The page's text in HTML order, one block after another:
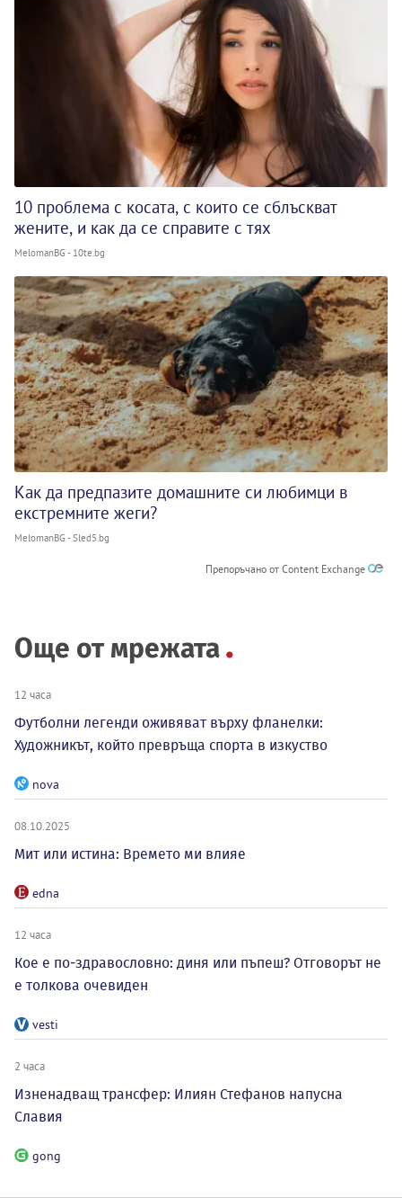
10 проблема с косата, с които се сблъскват
жените, и как да се справите с тях
MelomanBG - 10te.bg
Как да предпазите домашните си любимци в
екстремните жеги?
MelomanBG - Sled5.bg
Препоръчано от Content Exchange
Още от мрежата
12 часа
Футболни легенди оживяват върху фланелки:
Художникът, който превръща спорта в изкуство
nova
08.10.2025
Мит или истина: Времето ми влияе
edna
12 часа
Кое е по-здравословно: диня или пъпеш? Отговорът не
е толкова очевиден
vesti
2 часа
Изненадващ трансфер: Илиян Стефанов напусна
Славия
gong